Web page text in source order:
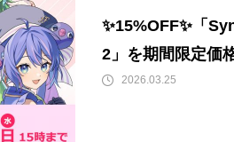
✨15%OFF✨「
2」を期間限定価
2026.03.25